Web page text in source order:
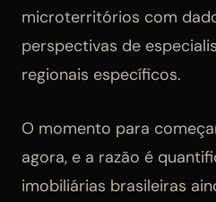
microterritórios com
perspectivas de
regionais específicos.
O momento para
agora, e a razão é
imobiliárias brasileiras